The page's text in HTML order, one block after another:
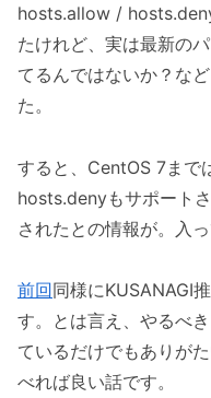
hosts.allow /
たけれど、実は最新の
てるんではないか？な
た。
すると、CentOS 7ま
hosts.denyもサポート
されたとの情報が。入
前回同様にKUSANAGI
す。とは言え、やるべ
ているだけでもありが
べれば良い話です。